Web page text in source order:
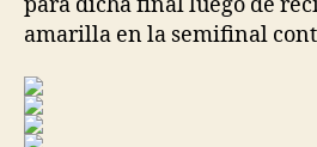
amarilla en la semifinal